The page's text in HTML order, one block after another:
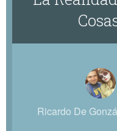
Ricardo De